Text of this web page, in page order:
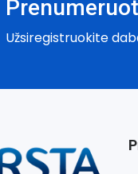
Užsiregistruokite